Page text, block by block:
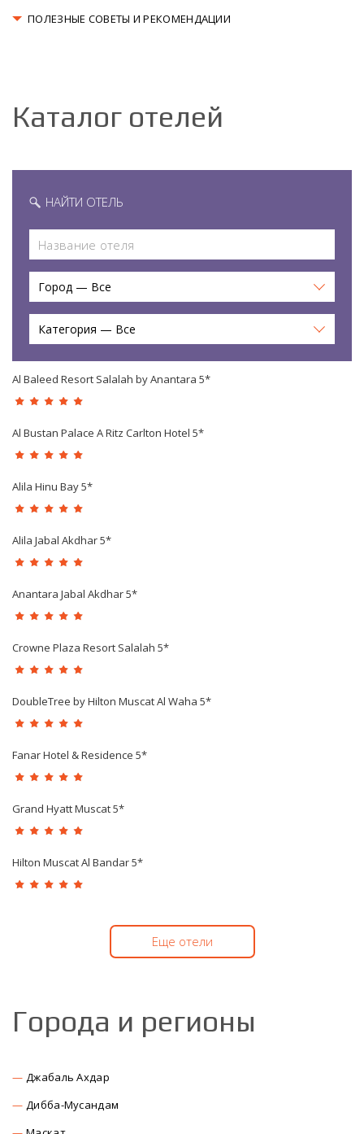
ПОЛЕЗНЫЕ СОВЕТЫ И РЕКОМЕНДАЦИИ
Каталог отелей
НАЙТИ ОТЕЛЬ
Город — Все
Категория — Все
Al Baleed Resort Salalah by Anantara 5*
Al Bustan Palace A Ritz Carlton Hotel 5*
Alila Hinu Bay 5*
Alila Jabal Akdhar 5*
Anantara Jabal Akdhar 5*
Crowne Plaza Resort Salalah 5*
DoubleTree by Hilton Muscat Al Waha 5*
Fanar Hotel & Residence 5*
Grand Hyatt Muscat 5*
Hilton Muscat Al Bandar 5*
Еще отели
Города и регионы
Джабаль Ахдар
Дибба-Мусандам